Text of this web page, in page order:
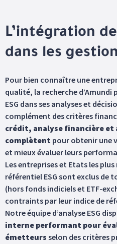
L’intégration
dans les
Pour bien connaître une
qualité, la recherche d’Amundi
ESG dans ses analyses et
complément des critères
crédit, analyse financière et
complètent pour obtenir une
et mieux évaluer leurs
Les entreprises et Etats les
référentiel ESG sont exclus de
(hors fonds indiciels et ETF-
contraints par leur indice de
Notre équipe d’analyse ESG
interne performant pour
émetteurs selon des critères